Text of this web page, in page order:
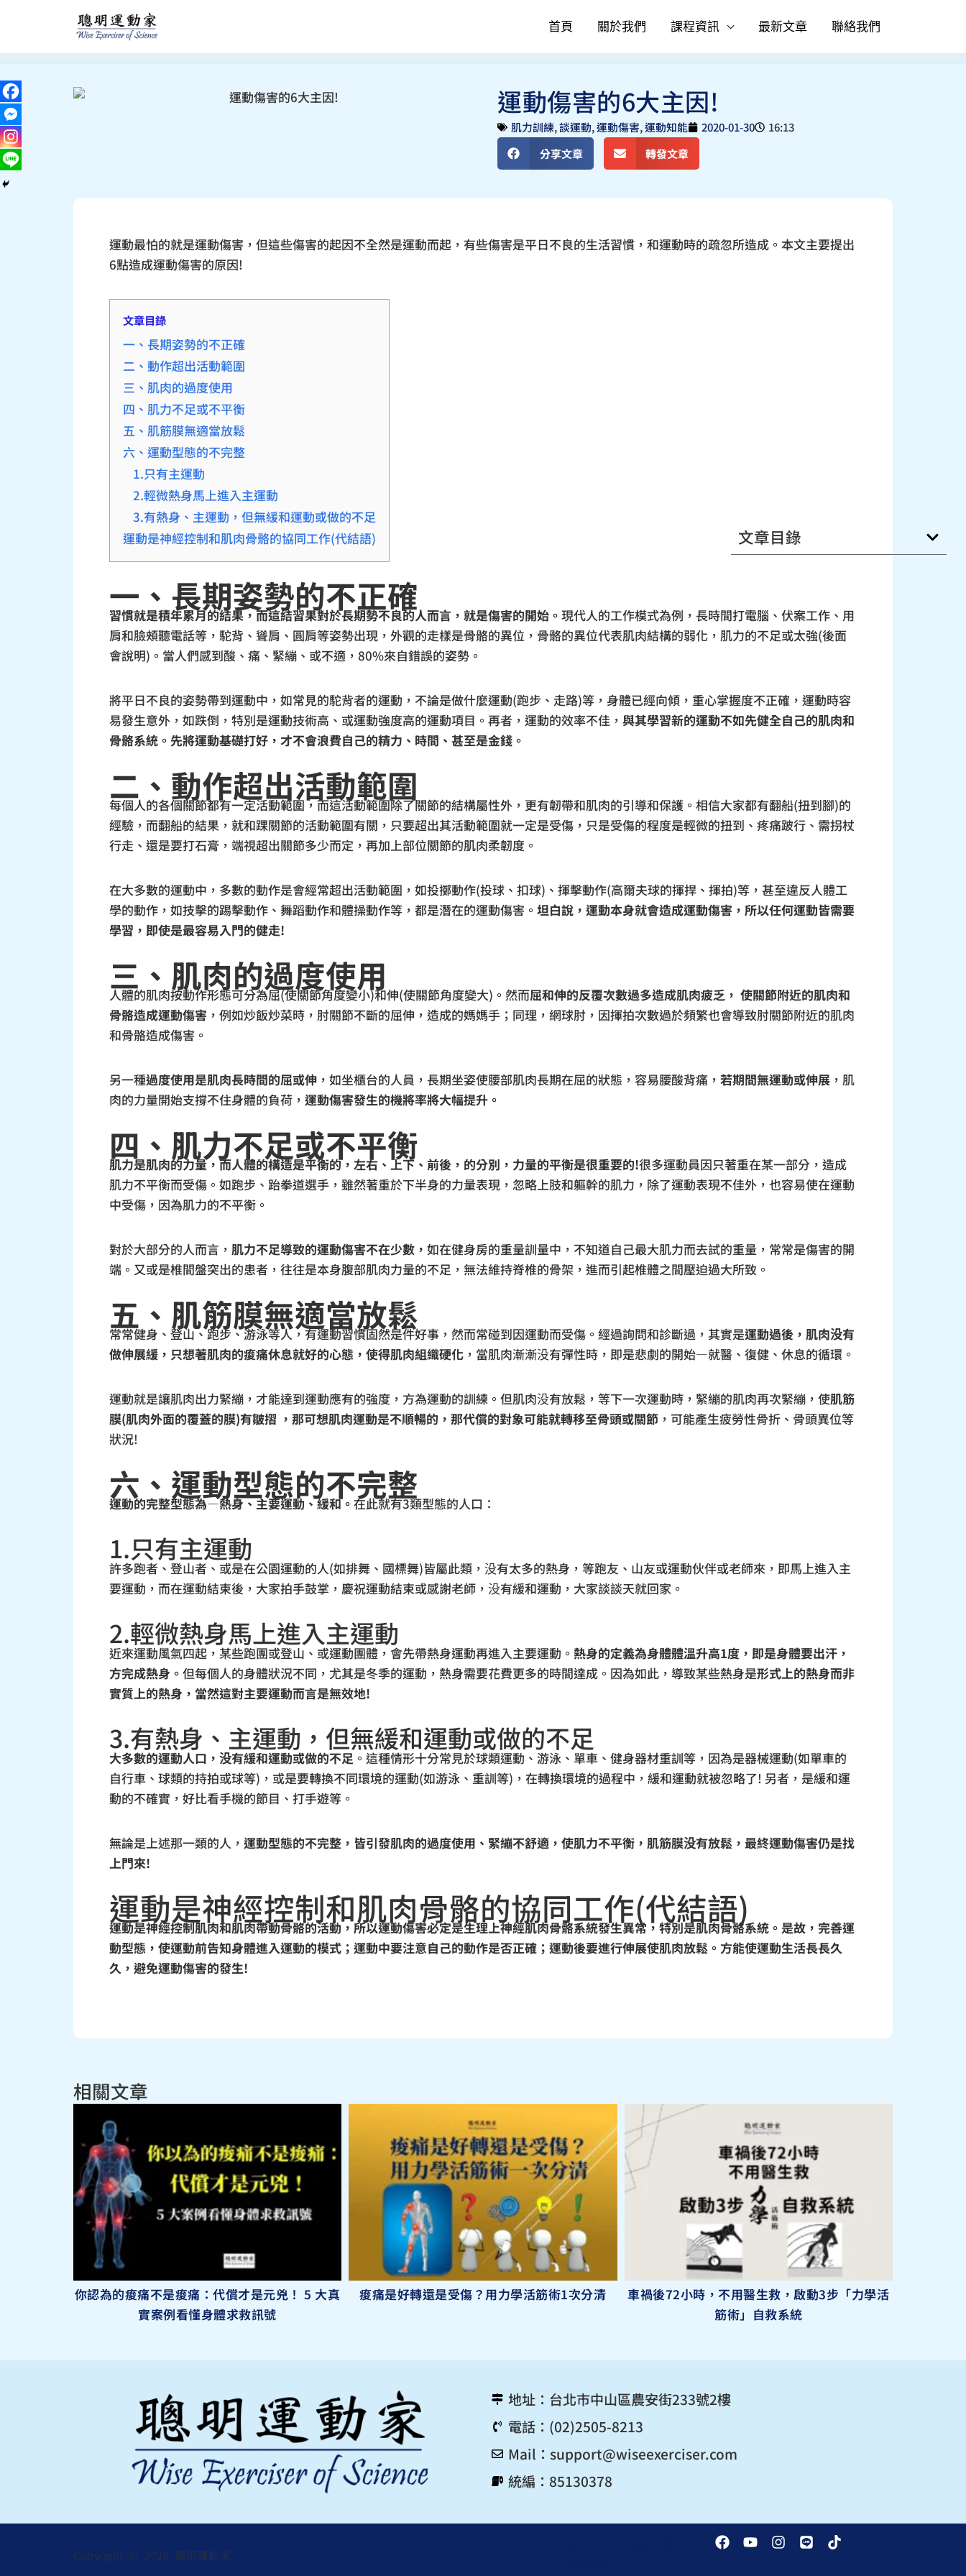
主
內
容
首頁 關於我們 課程資訊 最新文章 聯絡我們
運動傷害的6大主因!
肌力訓練,談運動,運動傷害,運動知能 2020-01-30
16:13
分享文章
轉發文章
運動最怕的就是運動傷害，但這些傷害的起因不全然是運動而起，有些傷害是平日不良的生活習慣，和運動時的疏忽所造成。本文主要提出
6點造成運動傷害的原因!
文章目錄
一、長期姿勢的不正確
二、動作超出活動範圍
三、肌肉的過度使用
四、肌力不足或不平衡
五、肌筋膜無適當放鬆
六、運動型態的不完整
1.只有主運動
2.輕微熱身馬上進入主運動
3.有熱身、主運動，但無緩和運動或做的不足
運動是神經控制和肌肉骨骼的協同工作(代結語)
一、長期姿勢的不正確
習慣就是積年累月的結果，而這結習果對於長期勢不良的人而言，就是傷害的開始。 現代人的工作模式為例，長時間打電腦、伏案工作、用
肩和臉頰聽電話等，駝背、聳肩、圓肩等姿勢出現，外觀的走樣是骨骼的異位，骨骼的異位代表肌肉結構的弱化，肌力的不足或太強(後面
會說明)。當人們感到酸、痛、緊繃、或不適，80%來自錯誤的姿勢。
將平日不良的姿勢帶到運動中，如常見的駝背者的運動，不論是做什麼運動(跑步、走路)等，身體已經向傾，重心掌握度不正確，運動時容
易發生意外，如跌倒，特別是運動技術高、或運動強度高的運動項目。再者，運動的效率不佳， 與其學習新的運動不如先健全自己的肌肉和
骨骼系統。先將運動基礎打好，才不會浪費自己的精力、時間、甚至是金錢。
二、動作超出活動範圍
每個人的各個關節都有一定活動範圍，而這活動範圍除了關節的結構屬性外，更有韌帶和肌肉的引導和保護。相信大家都有翻船(扭到腳)的
經驗，而翻船的結果，就和踝關節的活動範圍有關，只要超出其活動範圍就一定是受傷，只是受傷的程度是輕微的扭到、疼痛跛行、需拐杖
行走、還是要打石膏，端視超出關節多少而定，再加上部位關節的肌肉柔韌度。
在大多數的運動中，多數的動作是會經常超出活動範圍，如投擲動作(投球、扣球)、揮擊動作(高爾夫球的揮捍、揮拍)等，甚至違反人體工
學的動作，如技擊的踢擊動作、舞蹈動作和體操動作等，都是潛在的運動傷害。 坦白說，運動本身就會造成運動傷害，所以任何運動皆需要
學習，即使是最容易入門的健走!
三、肌肉的過度使用
人體的肌肉按動作形態可分為屈(使關節角度變小)和伸(使關節角度變大)。然而屈和伸的反覆次數過多造成肌肉疲乏， 使關節附近的肌肉和
骨骼造成運動傷害 ，例如炒飯炒菜時，肘關節不斷的屈伸，造成的媽媽手；同理，網球肘，因揮拍次數過於頻繁也會導致肘關節附近的肌肉
和骨骼造成傷害。
另一種過度使用是肌肉長時間的屈或伸 ，如坐櫃台的人員，長期坐姿使腰部肌肉長期在屈的狀態，容易腰酸背痛， 若期間無運動或伸展 ，肌
肉的力量開始支撐不住身體的負荷， 運動傷害發生的機將率將大幅提升。
四、肌力不足或不平衡
肌力是肌肉的力量，而人體的構造是平衡的，左右、上下、前後，的分別，力量的平衡是很重要的!很多運動員因只著重在某一部分，造成
肌力不平衡而受傷。如跑步、跆拳道選手，雖然著重於下半身的力量表現，忽略上肢和軀幹的肌力，除了運動表現不佳外，也容易使在運動
中受傷，因為肌力的不平衡。
對於大部分的人而言， 肌力不足導致的運動傷害不在少數， 如在健身房的重量訓量中，不知道自己最大肌力而去試的重量，常常是傷害的開
端。又或是椎間盤突出的患者，往往是本身腹部肌肉力量的不足，無法維持脊椎的骨架，進而引起椎體之間壓迫過大所致。
五、肌筋膜無適當放鬆
常常健身、登山、跑步、游泳等人，有運動習慣固然是件好事，然而常碰到因運動而受傷。經過詢問和診斷過，其實是運動過後，肌肉没有
做伸展緩，只想著肌肉的痠痛休息就好的心態，使得肌肉組織硬化 ，當肌肉漸漸没有彈性時，即是悲劇的開始—就醫、復健、休息的循環。
運動就是讓肌肉出力緊繃，才能達到運動應有的強度，方為運動的訓練。但肌肉没有放鬆，等下一次運動時，緊繃的肌肉再次緊繃，使肌筋
膜(肌肉外面的覆蓋的膜)有皺摺 ，那可想肌肉運動是不順暢的，那代償的對象可能就轉移至骨頭或關節 ，可能產生疲勞性骨折、骨頭異位等
狀況!
六、運動型態的不完整
運動的完整型態為—熱身、主要運動、緩和。 在此就有3類型態的人口：
1.只有主運動
許多跑者、登山者、或是在公園運動的人(如排舞、國標舞)皆屬此類，没有太多的熱身，等跑友、山友或運動伙伴或老師來，即馬上進入主
要運動，而在運動結束後，大家拍手鼓掌，慶祝運動結束或感謝老師，没有緩和運動，大家談談天就回家。
2.輕微熱身馬上進入主運動
近來運動風氣四起，某些跑團或登山、或運動團體，會先帶熱身運動再進入主要運動。 熱身的定義為身體體溫升高1度，即是身體要出汗，
方完成熱身。 但每個人的身體狀況不同，尤其是冬季的運動，熱身需要花費更多的時間達成。因為如此，導致某些熱身是形式上的熱身而非
實質上的熱身，當然這對主要運動而言是無效地!
3.有熱身、主運動，但無緩和運動或做的不足
大多數的運動人口，没有緩和運動或做的不足 。這種情形十分常見於球類運動、游泳、單車、健身器材重訓等，因為是器械運動(如單車的
自行車、球類的持拍或球等)，或是要轉換不同環境的運動(如游泳、重訓等)，在轉換環境的過程中，緩和運動就被忽略了! 另者，是緩和運
動的不確實，好比看手機的節目、打手遊等。
無論是上述那一類的人， 運動型態的不完整，皆引發肌肉的過度使用、緊繃不舒適，使肌力不平衡，肌筋膜没有放鬆，最終運動傷害仍是找
上門來!
運動是神經控制和肌肉骨骼的協同工作(代結語)
運動是神經控制肌肉和肌肉帶動骨骼的活動，所以運動傷害必定是生理上神經肌肉骨骼系統發生異常，特別是肌肉骨骼系統。是故，完善運
動型態，使運動前告知身體進入運動的模式；運動中要注意自己的動作是否正確；運動後要進行伸展使肌肉放鬆。方能使運動生活長長久
久，避免運動傷害的發生!
文章目錄
相關文章
你認為的痠痛不是痠痛：代償才是元兇！ 5 大真
實案例看懂身體求救訊號
痠痛是好轉還是受傷？用力學活筋術1次分清
車禍後72小時，不用醫生救，啟動3步「力學活
筋術」自救系統
地址：台北市中山區農安街233號2樓
電話：(02)2505-8213
Mail： support@wiseexerciser.com
統編：85130378
Copyright © 2026 聰明運動家
F
a
Y I
n
L
i
T
i